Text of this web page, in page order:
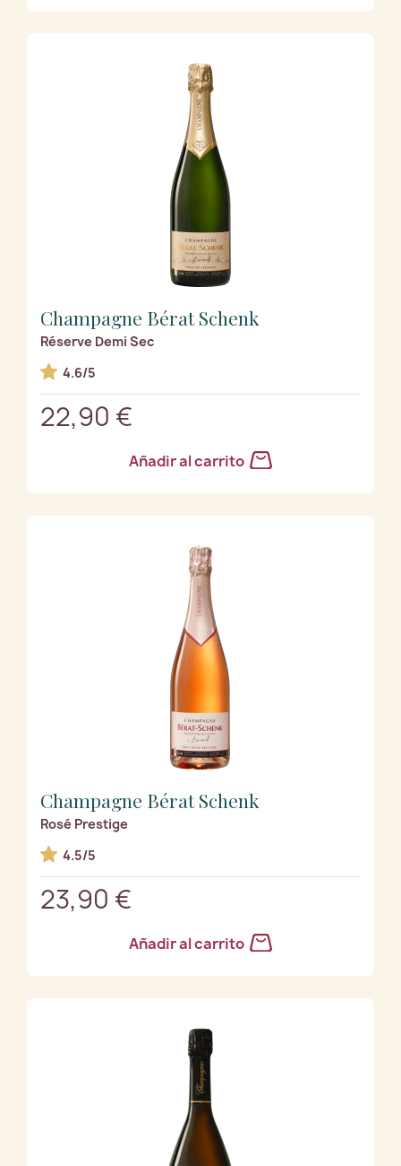
Champagne Bérat Schenk
Réserve Demi Sec
4.6/5
22,90 €
Añadir al carrito
Champagne Bérat Schenk
Rosé Prestige
4.5/5
23,90 €
Añadir al carrito